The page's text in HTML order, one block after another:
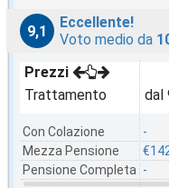
9,1
Eccellente!
Voto medio da
Prezzi
Trattamento
Con Colazione
Mezza Pensione
Pensione Completa
dal
-
-